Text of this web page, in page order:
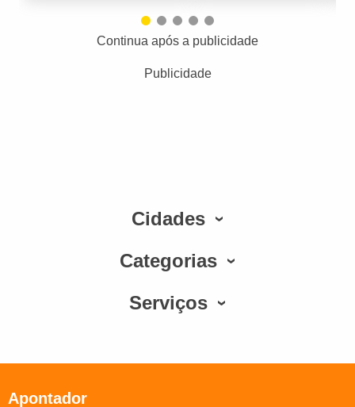
Continua após a publicidade
Publicidade
Cidades
Categorias
Serviços
Apontador